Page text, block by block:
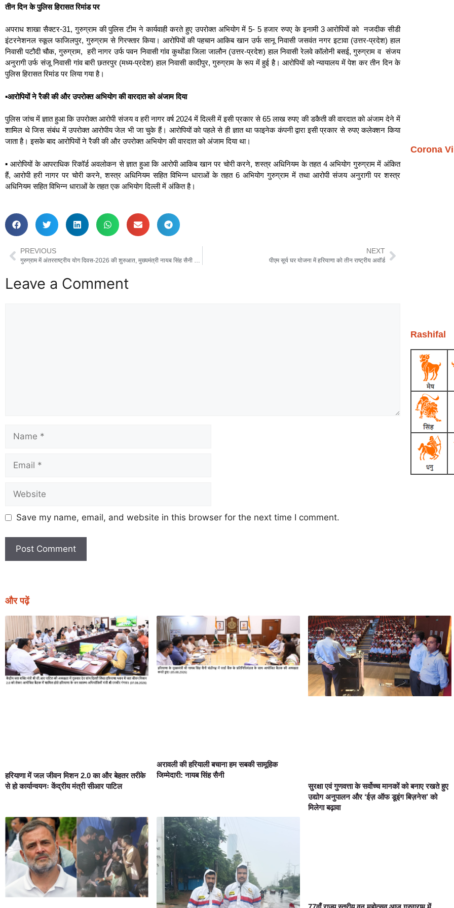
तीन दिन के पुलिस हिरासत रिमांड पर
अपराध शाखा सैक्टर-31, गुरुग्राम की पुलिस टीम ने कार्यवाही करते हुए उपरोक्त अभियोग में 5- 5 हजार रुपए के इनामी 3 आरोपियों को नजदीक सीडी
इंटरनेशनल स्कूल फाजिलपुर, गुरुग्राम से गिरफ्तार किया। आरोपियों की पहचान आकिब खान उर्फ सानू निवासी जसवंत नगर इटावा (उत्तर-प्रदेश) हाल
निवासी पटौदी चौक, गुरुग्राम, हरी नागर उर्फ पवन निवासी गांव कुथोंडा जिला जालौन (उत्तर-प्रदेश) हाल निवासी रेलवे कॉलोनी बसई, गुरुग्राम व संजय
अनुरागी उर्फ संजू निवासी गांव बारी छतरपुर (मध्य-प्रदेश) हाल निवासी कादीपुर, गुरुग्राम के रूप में हुई है। आरोपियों को न्यायालय में पेश कर तीन दिन के
पुलिस हिरासत रिमांड पर लिया गया है।
▪️आरोपियों ने रैकी की और उपरोक्त अभियोग की वारदात को अंजाम दिया
पुलिस जांच में ज्ञात हुआ कि उपरोक्त आरोपी संजय व हरी नागर वर्ष 2024 में दिल्ली में इसी प्रकार से 65 लाख रुपए की डकैती की वारदात को अंजाम देने में
शामिल थे जिस संबंध में उपरोक्त आरोपीय जेल भी जा चुके हैं। आरोपियों को पहले से ही ज्ञात था फाइनेक कंपनी द्वारा इसी प्रकार से रुपए कलेक्शन किया
जाता है। इसके बाद आरोपियों ने रैकी की और उपरोक्त अभियोग की वारदात को अंजाम दिया था।
▪️ आरोपियों के आपराधिक रिकॉर्ड अवलोकन से ज्ञात हुआ कि आरोपी आकिब खान पर चोरी करने, शस्त्र अधिनियम के तहत 4 अभियोग गुरुग्राम में अंकित
हैं, आरोपी हरी नागर पर चोरी करने, शस्त्र अधिनियम सहित विभिन्न धाराओं के तहत 6 अभियोग गुरुग्राम में तथा आरोपी संजय अनुरागी पर शस्त्र
अधिनियम सहित विभिन्न धाराओं के तहत एक अभियोग दिल्ली में अंकित है।
PREVIOUS
गुरुग्राम में अंतरराष्ट्रीय योग दिवस-2026 की शुरुआत, मुख्यमंत्री नायब सिंह सैनी ने किया योगाभ्यास
NEXT
पीएम सूर्य घर योजना में हरियाणा को तीन राष्ट्रीय अवॉर्ड
Leave a Comment
Save my name, email, and website in this browser for the next time I comment.
Corona
Rashifal
और पढ़ें
हरियाणा में जल जीवन मिशन 2.0 का और बेहतर तरीके
से हो कार्यान्वयनः केंद्रीय मंत्री सीआर पाटिल
अरावली की हरियाली बचाना हम सबकी सामूहिक
जिम्मेदारी: नायब सिंह सैनी
सुरक्षा एवं गुणवत्ता के सर्वोच्च मानकों को बनाए रखते हुए
उद्योग अनुपालन और ‘ईज़ ऑफ डूइंग बिज़नेस’ को
मिलेगा बढ़ावा